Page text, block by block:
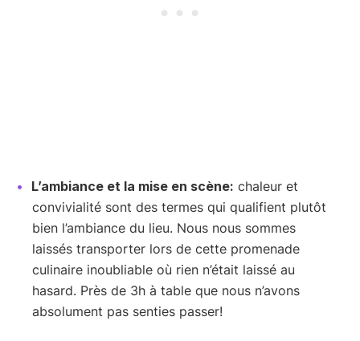
L’ambiance et la mise en scène: chaleur et
convivialité sont des termes qui qualifient plutôt
bien l’ambiance du lieu. Nous nous sommes
laissés transporter lors de cette promenade
culinaire inoubliable où rien n’était laissé au
hasard. Près de 3h à table que nous n’avons
absolument pas senties passer!